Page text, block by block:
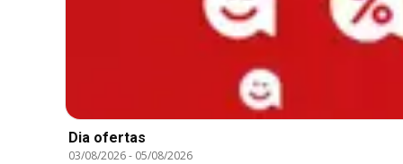
Dia ofertas
03/08/2026- 05/08/2026